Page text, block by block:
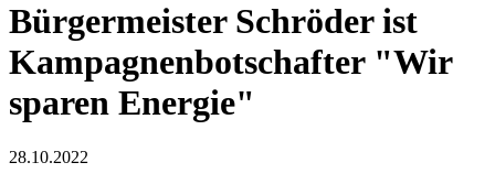
Bürgermeister Schröder ist
Kampagnenbotschafter "Wir
sparen Energie"
28.10.2022